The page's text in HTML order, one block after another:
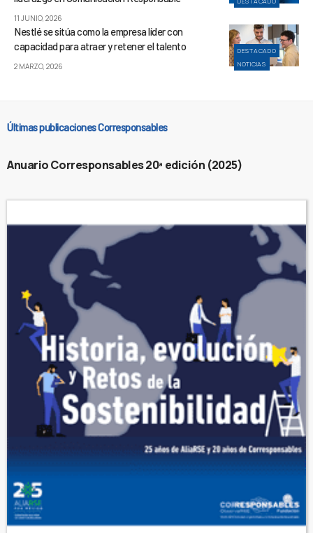
11 JUNIO, 2026
DESTACADO
NOTICIAS
Nestlé se sitúa como la empresa líder con
capacidad para atraer y retener el talento
2 MARZO, 2026
Últimas publicaciones Corresponsables
Anuario Corresponsables 20ª edición (2025)